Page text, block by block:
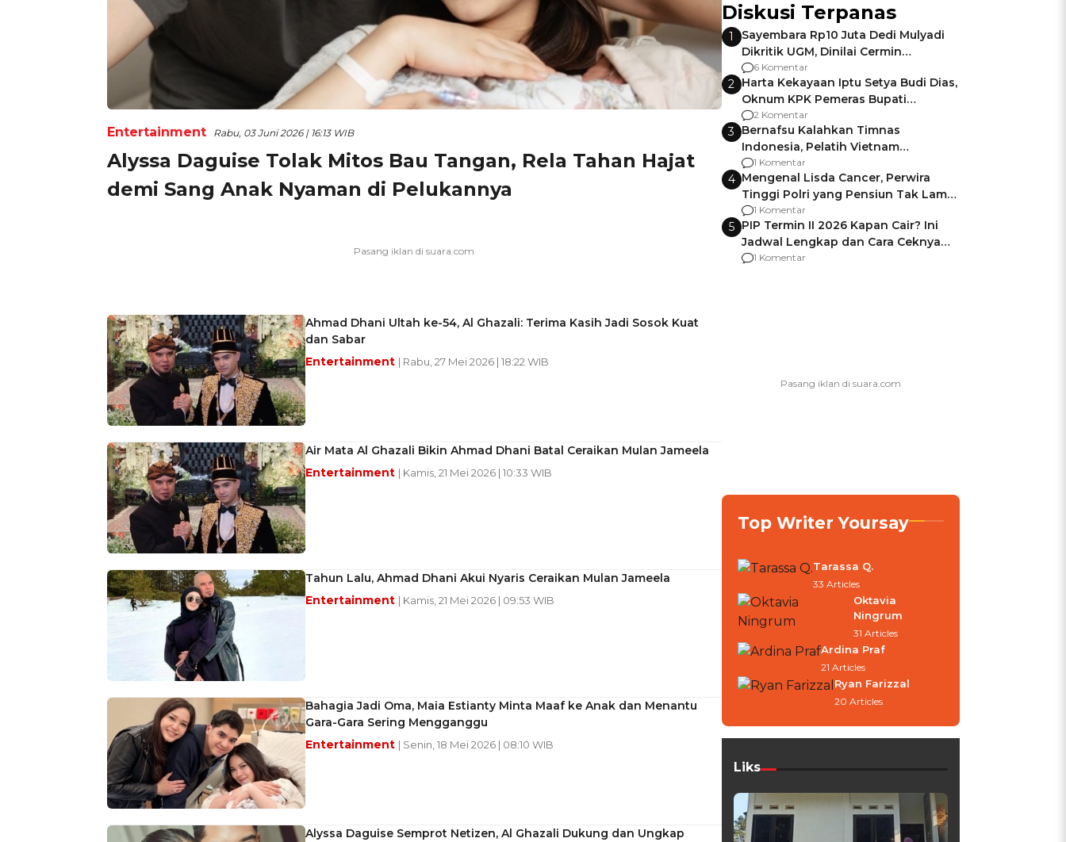
Entertainment Rabu, 03 Juni 2026 | 16:13 WIB
Alyssa Daguise Tolak Mitos Bau Tangan, Rela Tahan Hajat
demi Sang Anak Nyaman di Pelukannya
Ahmad Dhani Ultah ke-54, Al Ghazali: Terima Kasih Jadi Sosok Kuat
dan Sabar
Entertainment | Rabu, 27 Mei 2026 | 18:22 WIB
Air Mata Al Ghazali Bikin Ahmad Dhani Batal Ceraikan Mulan Jameela
Entertainment | Kamis, 21 Mei 2026 | 10:33 WIB
Tahun Lalu, Ahmad Dhani Akui Nyaris Ceraikan Mulan Jameela
Entertainment | Kamis, 21 Mei 2026 | 09:53 WIB
Bahagia Jadi Oma, Maia Estianty Minta Maaf ke Anak dan Menantu
Gara-Gara Sering Mengganggu
Entertainment | Senin, 18 Mei 2026 | 08:10 WIB
Alyssa Daguise Semprot Netizen, Al Ghazali Dukung dan Ungkap
Diskusi Terpanas
1
Sayembara Rp10 Juta Dedi Mulyadi
Dikritik UGM, Dinilai Cermin
Gagalnya Negara Jamin Keamanan
6 Komentar
2 Harta Kekayaan Iptu Setya Budi Dias,
Oknum KPK Pemeras Bupati
Pemalang
2 Komentar
3 Bernafsu Kalahkan Timnas
Indonesia, Pelatih Vietnam
Berencana Pakai Jimat di Pakansari
1 Komentar
4 Mengenal Lisda Cancer, Perwira
Tinggi Polri yang Pensiun Tak Lama
Usai Jadi Brigjen
1 Komentar
5 PIP Termin II 2026 Kapan Cair? Ini
Jadwal Lengkap dan Cara Ceknya
agar Dana Tidak Hangus!
1 Komentar
Top Writer Yoursay
Tarassa Q.
33 Articles
Oktavia
Ningrum
31 Articles
Ardina Praf
21 Articles
Ryan Farizzal
20 Articles
Liks